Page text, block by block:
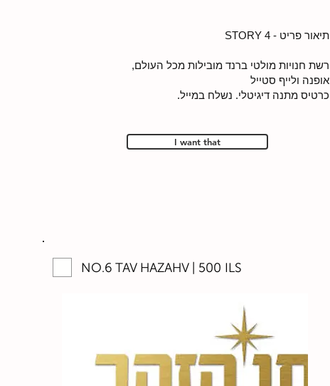
תיאור פריט - 4 STORY
רשת חנויות מולטי ברנד מובילות מכל העולם,
אופנה ולייף סטייל
כרטיס מתנה דיגיטלי. נשלח במייל.
I want that
NO.6 TAV HAZAHV | 500 ILS